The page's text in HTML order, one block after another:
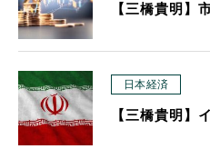
【三橋貴明】
日本経済
【三橋貴明】